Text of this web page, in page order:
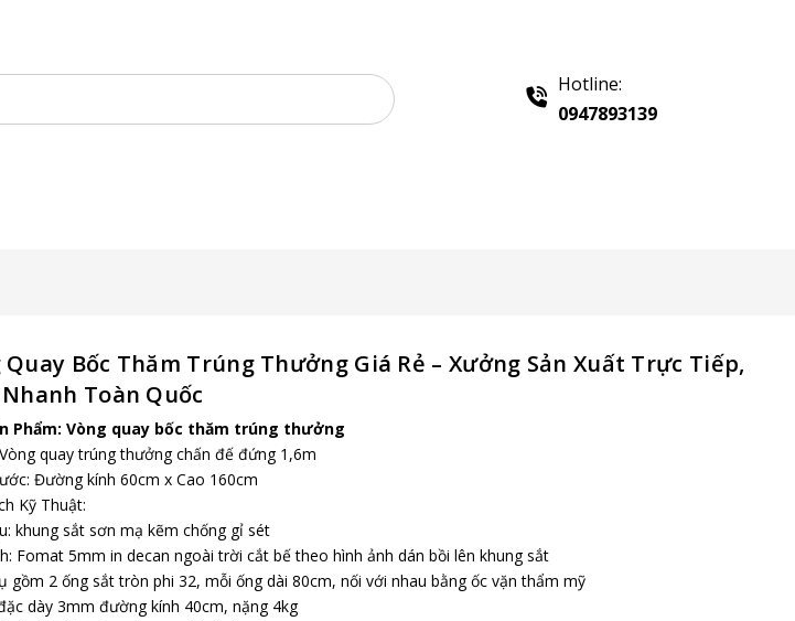
Hotline:
0947893139
Quay Bốc Thăm Trúng Thưởng Giá Rẻ – Xưởng Sản Xuất Trực Tiếp,
Toàn Quốc
Phẩm: Vòng quay bốc thăm trúng thưởng
quay trúng thưởng chấn đế đứng 1,6m
Đường kính 60cm x Cao 160cm
Kỹ Thuật:
khung sắt sơn mạ kẽm chống gỉ sét
Fomat 5mm in decan ngoài trời cắt bế theo hình ảnh dán bồi lên khung sắt
gồm 2 ống sắt tròn phi 32, mỗi ống dài 80cm, nối với nhau bằng ốc vặn thẩm mỹ
dày 3mm đường kính 40cm, nặng 4kg